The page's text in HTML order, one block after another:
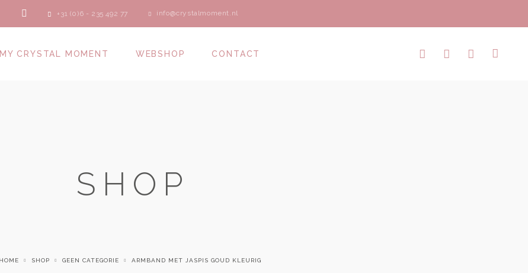
+31 (0)6 - 235 492 77 info@crystalmoment.nl
MY CRYSTAL MOMENT WEBSHOP CONTACT
SHOP
HOME SHOP GEEN CATEGORIE ARMBAND MET JASPIS GOUD KLEURIG